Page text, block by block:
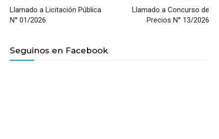
Llamado a Licitación Pública
N° 01/2026
Llamado a Concurso de
Precios N° 13/2026
Seguinos en Facebook